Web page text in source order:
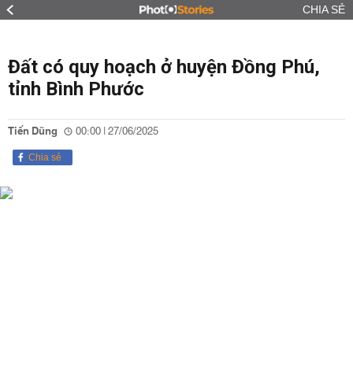
CHIA SẺ
Đất có quy hoạch ở huyện Đồng Phú,
tỉnh Bình Phước
Tiến Dũng 00:00 | 27/06/2025
Chia sẻ